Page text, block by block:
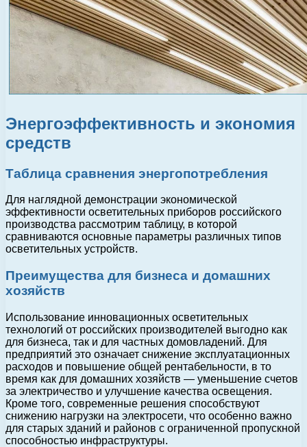
Энергоэффективность и экономия
средств
Таблица сравнения энергопотребления
Для наглядной демонстрации экономической
эффективности осветительных приборов российского
производства рассмотрим таблицу, в которой
сравниваются основные параметры различных типов
осветительных устройств.
Преимущества для бизнеса и домашних
хозяйств
Использование инновационных осветительных
технологий от российских производителей выгодно как
для бизнеса, так и для частных домовладений. Для
предприятий это означает снижение эксплуатационных
расходов и повышение общей рентабельности, в то
время как для домашних хозяйств — уменьшение счетов
за электричество и улучшение качества освещения.
Кроме того, современные решения способствуют
снижению нагрузки на электросети, что особенно важно
для старых зданий и районов с ограниченной пропускной
способностью инфраструктуры.